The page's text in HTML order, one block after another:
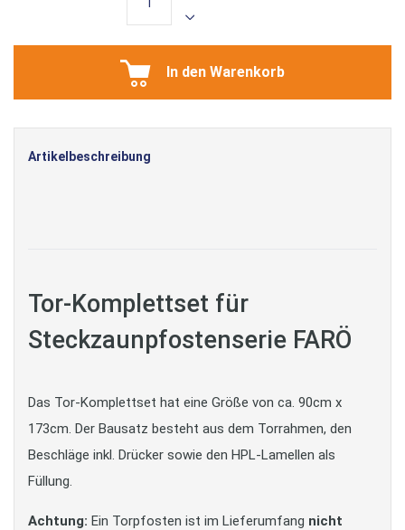
In den Warenkorb
Artikelbeschreibung
Tor-Komplettset für
Steckzaunpfostenserie FARÖ
Das Tor-Komplettset hat eine Größe von ca. 90cm x
173cm. Der Bausatz besteht aus dem Torrahmen, den
Beschläge inkl. Drücker sowie den HPL-Lamellen als
Füllung.
Achtung: Ein Torpfosten ist im Lieferumfang nicht